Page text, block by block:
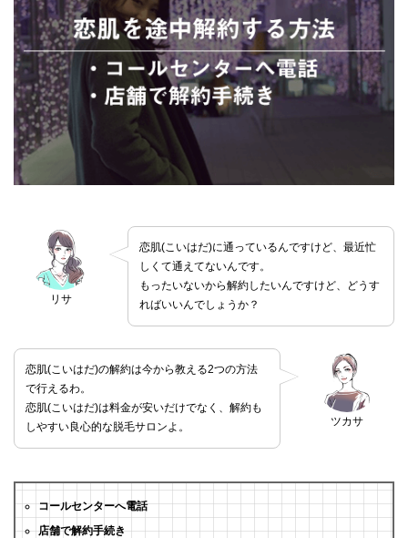
リサ
恋肌(こいはだ)に通っているんですけど、最近忙
しくて通えてないんです。
もったいないから解約したいんですけど、どうす
ればいいんでしょうか？
ツカサ
恋肌(こいはだ)の解約は今から教える2つの方法
で行えるわ。
恋肌(こいはだ)は料金が安いだけでなく、解約も
しやすい良心的な脱毛サロンよ。
コールセンターへ電話
店舗で解約手続き